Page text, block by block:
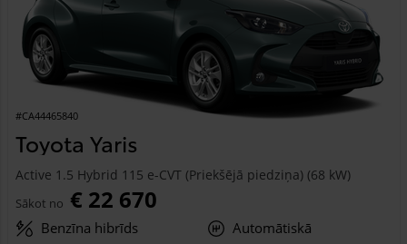
#CA44465840
Toyota Yaris
Active 1.5 Hybrid 115 e-CVT (Priekšējā piedziņa) (68 kW)
Sākot no € 22 670
Benzīna hibrīds
Automātiskā